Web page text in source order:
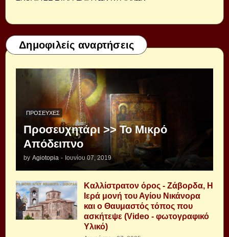
Δημοφιλείς αναρτήσεις
ΠΡΟΣΕΥΧΈΣ
Προσευχητάρι >> Το Μικρό
Απόδειπνο
by Agiotopia - Ιουνίου 07, 2019
Καλλίστρατον όρος - Ζάβορδα, Η
Ιερά μονή του Αγίου Νικάνορα
και ο Θαυμαστός τόπος που
ασκήτεψε (Video - φωτογραφικό
Υλικό)